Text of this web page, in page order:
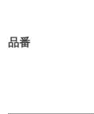
品番